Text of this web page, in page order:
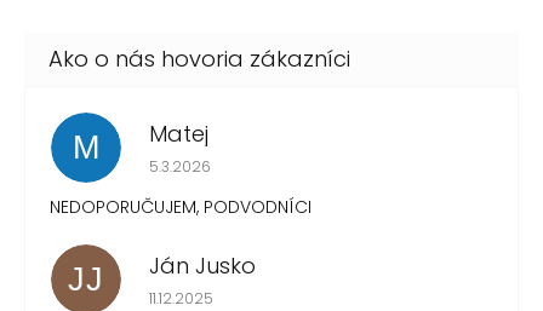
M Matej
Hodnotenie obchodu je 1 z 5 hviezdičiek.
5.3.2026
NEDOPORUČUJEM, PODVODNÍCI
JJ Ján Jusko
Hodnotenie obchodu je 1 z 5 hviezdičiek.
11.12.2025